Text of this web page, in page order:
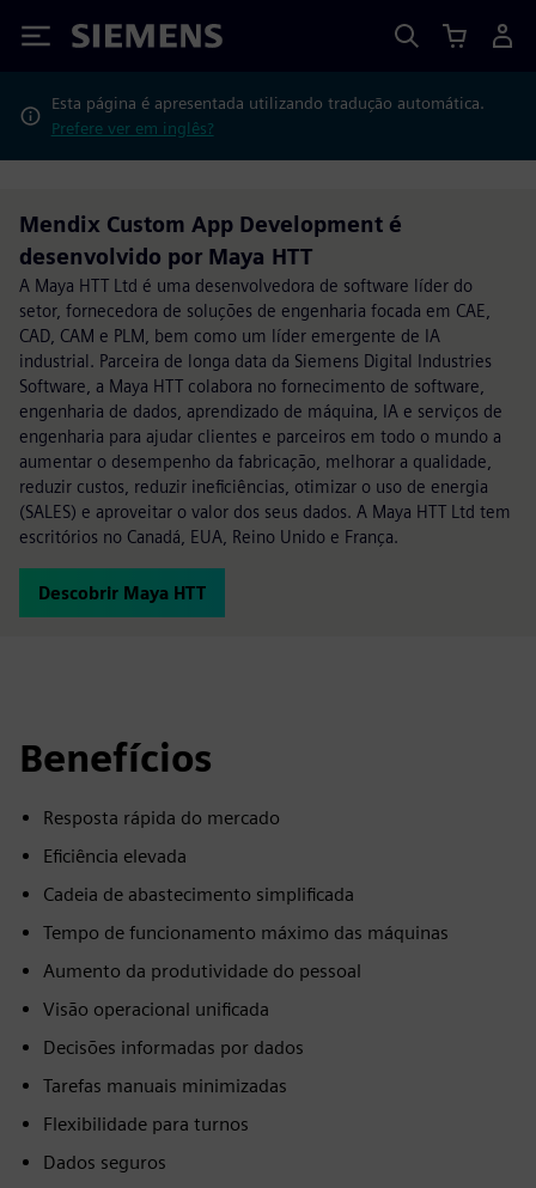
Siemens
Esta página é apresentada utilizando tradução automática.
Prefere ver em inglês?
Mendix Custom App Development é
desenvolvido por Maya HTT
A Maya HTT Ltd é uma desenvolvedora de software líder do
setor, fornecedora de soluções de engenharia focada em CAE,
CAD, CAM e PLM, bem como um líder emergente de IA
industrial. Parceira de longa data da Siemens Digital Industries
Software, a Maya HTT colabora no fornecimento de software,
engenharia de dados, aprendizado de máquina, IA e serviços de
engenharia para ajudar clientes e parceiros em todo o mundo a
aumentar o desempenho da fabricação, melhorar a qualidade,
reduzir custos, reduzir ineficiências, otimizar o uso de energia
(SALES) e aproveitar o valor dos seus dados. A Maya HTT Ltd tem
escritórios no Canadá, EUA, Reino Unido e França.
Descobrir Maya HTT
Benefícios
Resposta rápida do mercado
Eficiência elevada
Cadeia de abastecimento simplificada
Tempo de funcionamento máximo das máquinas
Aumento da produtividade do pessoal
Visão operacional unificada
Decisões informadas por dados
Tarefas manuais minimizadas
Flexibilidade para turnos
Dados seguros